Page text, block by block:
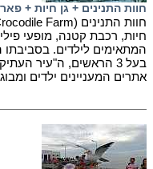
חוות התנינים + גן חיות +
חיות, רכבת קטנה, מופעי
המתאימים לילדים.
אתרים המעניינים ילדים